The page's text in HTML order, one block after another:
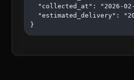
"collected_at": "2026-
"estimated_delivery":
}